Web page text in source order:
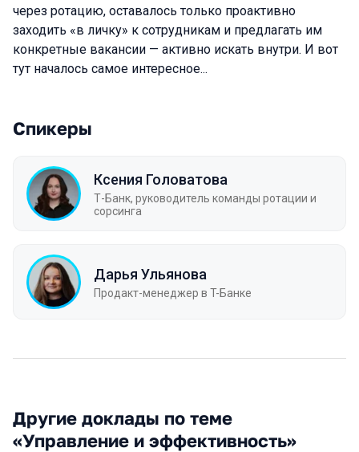
через ротацию, оставалось только проактивно
заходить «в личку» к сотрудникам и предлагать им
конкретные вакансии — активно искать внутри. И вот
тут началось самое интересное...
Спикеры
Ксения Головатова
Т-Банк, руководитель команды ротации и
сорсинга
Дарья Ульянова
Продакт-менеджер в T-Банке
Другие доклады по теме
«Управление и эффективность»